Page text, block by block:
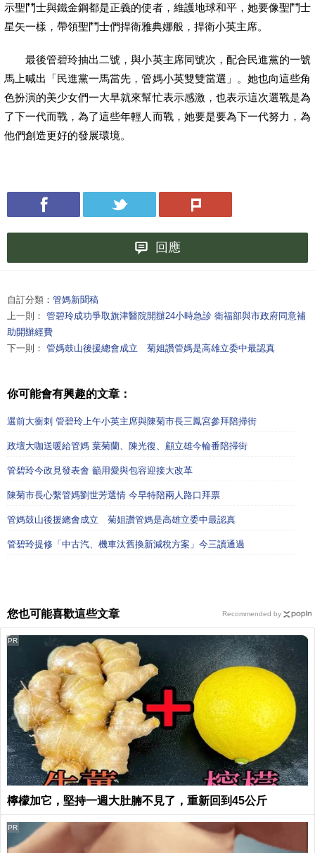
示聖鬥士與鐵金鋼都是正義的使者，維護地球和平，她要像聖鬥士
星矢一樣，帶領聖鬥士們捍衛雅典娜般，捍衛小英主席。
最後管碧玲抽出二號，與小英主席同號次，配合民進黨的一號
馬上喊出「民進黨一馬當先，管媽小英雙雙當選」。她也向這些角
色扮演的美少女們一大早就來幫忙表示感激，也表示這次選戰是為
了下一代而戰，為了這些年輕人而戰，她要是要為下一代努力，為
他們創造更好的發展環境。
回應
自訂分類： 管媽新聞稿
上一則： 管碧玲成功爭取旗津醫院開辦24小時急診 衛福部與市政府同意補
助開辦經費
下一則： 管媽鼓山後援總會成立 菊姐讚管媽是高雄立委中最認真
你可能會有興趣的文章：
選前大衝刺 管碧玲上午小英主席與陳菊市長三鳳宮參拜陪掃街
政壇大咖送暖給管媽 葉菊蘭、陳光復、顧立雄今輪番陪掃街
管碧玲今政見發表會 籲用愛與包容迎接大改革
陳菊市長心繫管媽劉世芳選情 今早特陪兩人路口拜票
管媽鼓山後援總會成立 菊姐讚管媽是高雄立委中最認真
管碧玲提修「中古汽、機車汰舊換新減稅方案」今三讀通過
您也可能喜歡這些文章
檸檬加它，堅持一週大肚腩不見了，重新回到45公斤
PR
PR
Recommended by